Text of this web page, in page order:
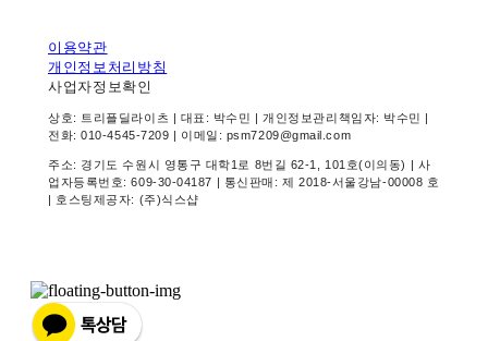
이용약관
개인정보처리방침
사업자정보확인
상호: 트리플딜라이츠 | 대표: 박수민 | 개인정보관리책임자: 박수민 |
전화: 010-4545-7209 | 이메일: psm7209@gmail.com
주소: 경기도 수원시 영통구 대학1로 8번길 62-1, 101호(이의동) | 사
업자등록번호:609-30-04187 | 통신판매: 제 2018-서울강남-00008 호
| 호스팅제공자: (주)식스샵